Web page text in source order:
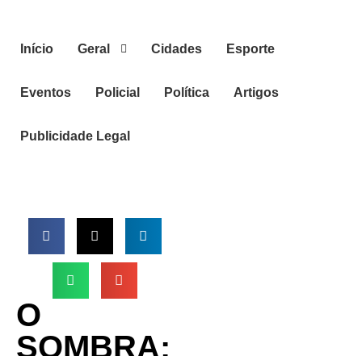
Início Geral Cidades Esporte
Eventos Policial Política Artigos
Publicidade Legal
O
SOMBRA: